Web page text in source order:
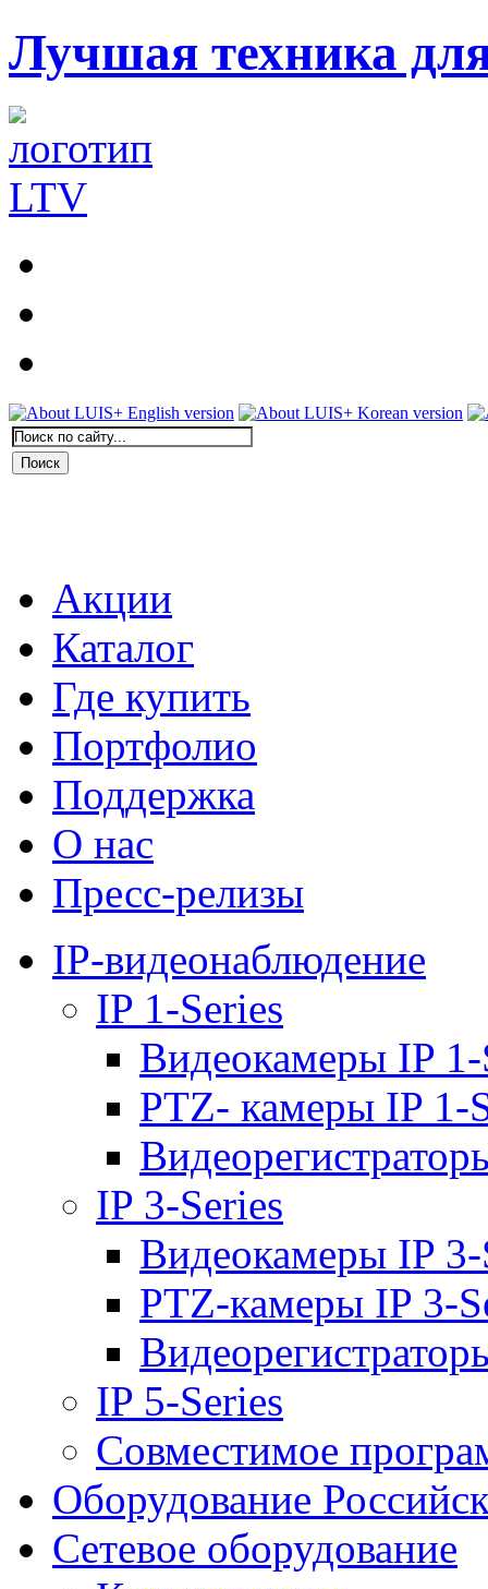
Лучшая техника
Акции
Каталог
Где купить
Портфолио
Поддержка
О нас
Пресс-релизы
IP-видеонаблюдение
IP 1-Series
Видеокамеры IP 1-
PTZ- камеры IP 1-
IP 3-Series
Видеокамеры IP 3-
PTZ-камеры IP 3-
IP 5-Series
Совместимое
Оборудование
Сетевое оборудование